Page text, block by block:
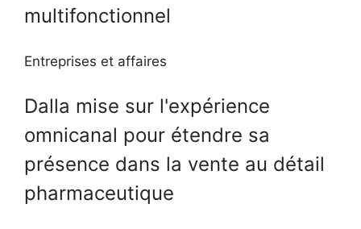
multifonctionnel
Entreprises et affaires
Dalla mise sur l'expérience
omnicanal pour étendre sa
présence dans la vente au détail
pharmaceutique